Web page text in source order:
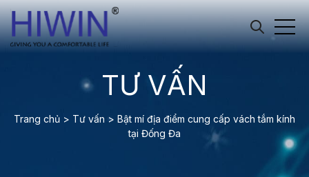
TƯ VẤN
Trang chủ > Tư vấn > Bật mí địa điểm cung cấp vách tắm kính
tại Đống Đa